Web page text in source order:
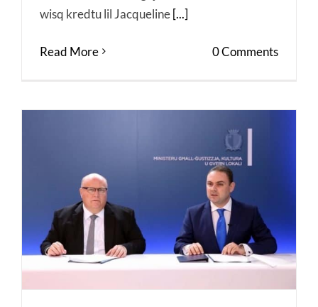
wisq kredtu lil Jacqueline[...]
Read More 0 Comments